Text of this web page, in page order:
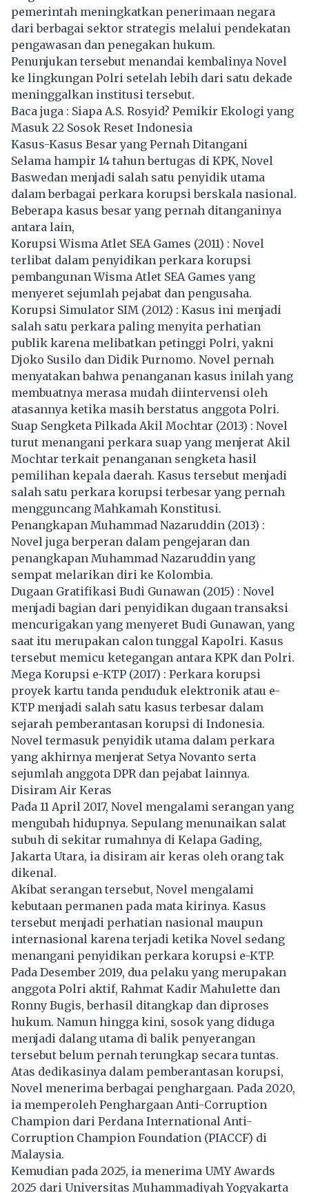
pemerintah meningkatkan penerimaan negara
dari berbagai sektor strategis melalui pendekatan
pengawasan dan penegakan hukum.
Penunjukan tersebut menandai kembalinya Novel
ke lingkungan Polri setelah lebih dari satu dekade
meninggalkan institusi tersebut.
Baca juga : Siapa A.S. Rosyid? Pemikir Ekologi yang
Masuk 22 Sosok Reset Indonesia
Kasus-Kasus Besar yang Pernah Ditangani
Selama hampir 14 tahun bertugas di KPK, Novel
Baswedan menjadi salah satu penyidik utama
dalam berbagai perkara korupsi berskala nasional.
Beberapa kasus besar yang pernah ditanganinya
antara lain,
Korupsi Wisma Atlet SEA Games (2011) : Novel
terlibat dalam penyidikan perkara korupsi
pembangunan Wisma Atlet SEA Games yang
menyeret sejumlah pejabat dan pengusaha.
Korupsi Simulator SIM (2012) : Kasus ini menjadi
salah satu perkara paling menyita perhatian
publik karena melibatkan petinggi Polri, yakni
Djoko Susilo dan Didik Purnomo. Novel pernah
menyatakan bahwa penanganan kasus inilah yang
membuatnya merasa mudah diintervensi oleh
atasannya ketika masih berstatus anggota Polri.
Suap Sengketa Pilkada Akil Mochtar (2013) : Novel
turut menangani perkara suap yang menjerat Akil
Mochtar terkait penanganan sengketa hasil
pemilihan kepala daerah. Kasus tersebut menjadi
salah satu perkara korupsi terbesar yang pernah
mengguncang Mahkamah Konstitusi.
Penangkapan Muhammad Nazaruddin (2013) :
Novel juga berperan dalam pengejaran dan
penangkapan Muhammad Nazaruddin yang
sempat melarikan diri ke Kolombia.
Dugaan Gratifikasi Budi Gunawan (2015) : Novel
menjadi bagian dari penyidikan dugaan transaksi
mencurigakan yang menyeret Budi Gunawan, yang
saat itu merupakan calon tunggal Kapolri. Kasus
tersebut memicu ketegangan antara KPK dan Polri.
Mega Korupsi e-KTP (2017) : Perkara korupsi
proyek kartu tanda penduduk elektronik atau e-
KTP menjadi salah satu kasus terbesar dalam
sejarah pemberantasan korupsi di Indonesia.
Novel termasuk penyidik utama dalam perkara
yang akhirnya menjerat Setya Novanto serta
sejumlah anggota DPR dan pejabat lainnya.
Disiram Air Keras
Pada 11 April 2017, Novel mengalami serangan yang
mengubah hidupnya. Sepulang menunaikan salat
subuh di sekitar rumahnya di Kelapa Gading,
Jakarta Utara, ia disiram air keras oleh orang tak
dikenal.
Akibat serangan tersebut, Novel mengalami
kebutaan permanen pada mata kirinya. Kasus
tersebut menjadi perhatian nasional maupun
internasional karena terjadi ketika Novel sedang
menangani penyidikan perkara korupsi e-KTP.
Pada Desember 2019, dua pelaku yang merupakan
anggota Polri aktif, Rahmat Kadir Mahulette dan
Ronny Bugis, berhasil ditangkap dan diproses
hukum. Namun hingga kini, sosok yang diduga
menjadi dalang utama di balik penyerangan
tersebut belum pernah terungkap secara tuntas.
Atas dedikasinya dalam pemberantasan korupsi,
Novel menerima berbagai penghargaan. Pada 2020,
ia memperoleh Penghargaan Anti-Corruption
Champion dari Perdana International Anti-
Corruption Champion Foundation (PIACCF) di
Malaysia.
Kemudian pada 2025, ia menerima UMY Awards
2025 dari Universitas Muhammadiyah Yogyakarta